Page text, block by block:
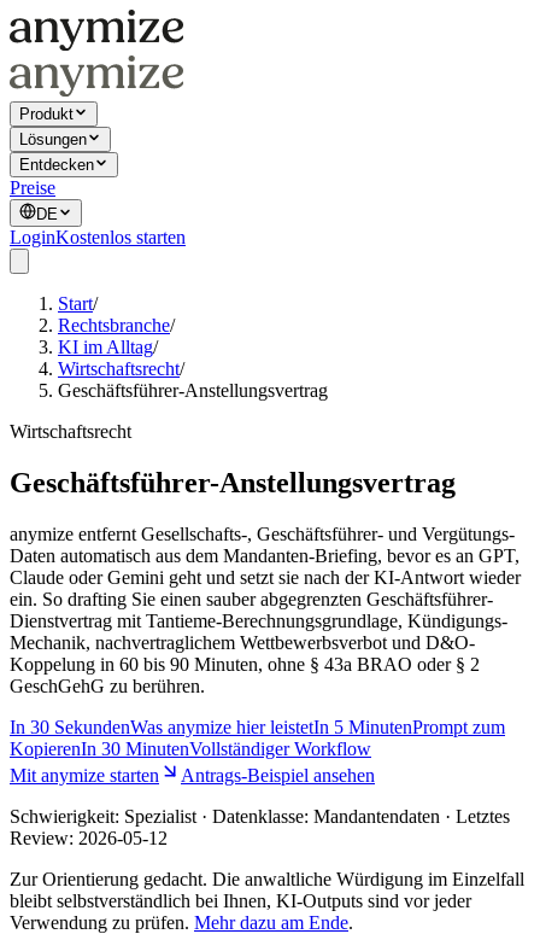
Produkt
Lösungen
Entdecken
Preise
DE
LoginKostenlos starten
Start/
Rechtsbranche/
KI im Alltag/
Wirtschaftsrecht/
Geschäftsführer-Anstellungsvertrag
Wirtschaftsrecht
Geschäftsführer-Anstellungsvertrag
anymize entfernt Gesellschafts-, Geschäftsführer- und Vergütungs-
Daten automatisch aus dem Mandanten-Briefing, bevor es an GPT,
Claude oder Gemini geht und setzt sie nach der KI-Antwort wieder
ein. So drafting Sie einen sauber abgegrenzten Geschäftsführer-
Dienstvertrag mit Tantieme-Berechnungsgrundlage, Kündigungs-
Mechanik, nachvertraglichem Wettbewerbsverbot und D&O-
Koppelung in 60 bis 90 Minuten, ohne § 43a BRAO oder § 2
GeschGehG zu berühren.
In 30 SekundenWas anymize hier leistetIn 5 MinutenPrompt zum
KopierenIn 30 MinutenVollständiger Workflow
Mit anymize starten
Antrags-Beispiel ansehen
Schwierigkeit: Spezialist · Datenklasse: Mandantendaten · Letztes
Review: 2026-05-12
Zur Orientierung gedacht. Die anwaltliche Würdigung im Einzelfall
bleibt selbstverständlich bei Ihnen, KI-Outputs sind vor jeder
Verwendung zu prüfen. Mehr dazu am Ende.